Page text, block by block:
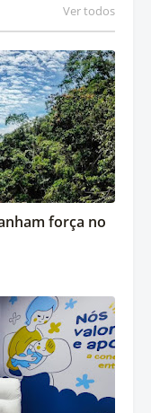
Ver todos
força no